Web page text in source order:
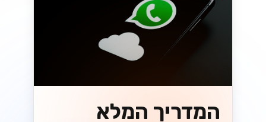
וואטסאפ